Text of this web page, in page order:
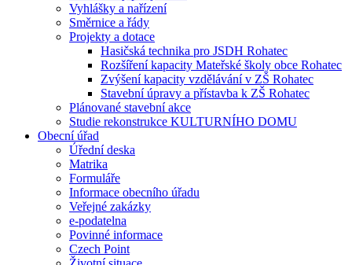
Vyhlášky a nařízení
Směrnice a řády
Projekty a dotace
Hasičská technika pro JSDH Rohatec
Rozšíření kapacity Mateřské školy obce Rohatec
Zvýšení kapacity vzdělávání v ZŠ Rohatec
Stavební úpravy a přístavba k ZŠ Rohatec
Plánované stavební akce
Studie rekonstrukce KULTURNÍHO DOMU
Obecní úřad
Úřední deska
Matrika
Formuláře
Informace obecního úřadu
Veřejné zakázky
e-podatelna
Povinné informace
Czech Point